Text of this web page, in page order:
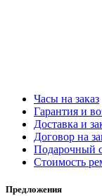
Часы на заказ
Гарантия и
Доставка и
Договор на
Подарочный
Стоимость
Предложения